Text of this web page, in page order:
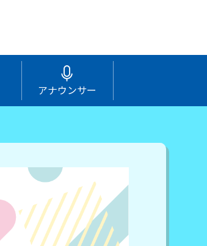
アナウンサー